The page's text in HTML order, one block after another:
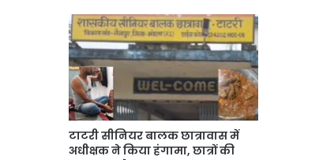
टाटरी सीनियर बालक छात्रावास में
अधीक्षक ने किया हंगामा, छात्रों की